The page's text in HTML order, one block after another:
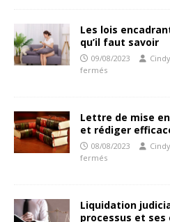
Les lois
qu’il faut savoir
09/08/2023
fermés
Lettre de mise
et rédiger
08/08/2023
fermés
Liquidation
processus et ses